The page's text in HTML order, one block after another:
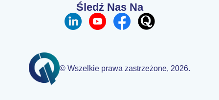
Śledź Nas Na
© Wszelkie prawa zastrzeżone, 2026.